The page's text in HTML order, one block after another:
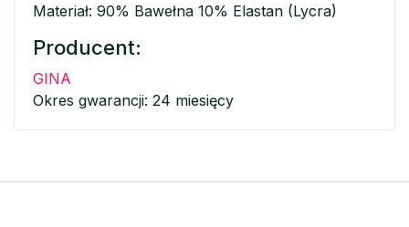
Materiał: 90% Bawełna 10% Elastan (Lycra)
Producent:
GINA
Okres gwarancji: 24 miesięcy